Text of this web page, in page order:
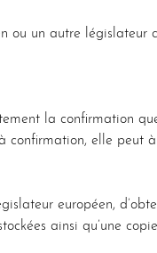
un autre législateur
la confirmation
confirmation, elle peut
européen,
ainsi qu’une